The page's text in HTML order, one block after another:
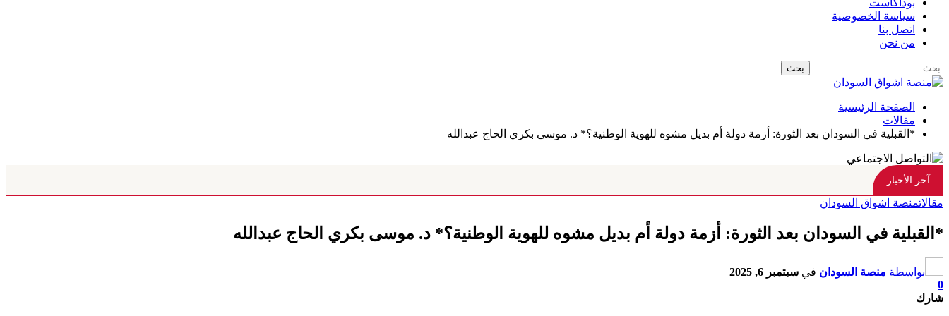
بوداكاست
سياسة الخصوصية
اتصل بنا
من نحن
الصفحة الرئيسية
مقالات
*القبلية في السودان بعد الثورة: أزمة دولة أم بديل مشوه للهوية الوطنية؟* د. موسى بكري الحاج عبدالله
آخر الأخبار
مقالاتمنصة اشواق السودان
*القبلية في السودان بعد الثورة: أزمة دولة أم بديل مشوه للهوية الوطنية؟* د. موسى بكري الحاج عبدالله
بواسطة منصة السودان في سبتمبر 6, 2025
0
شارك